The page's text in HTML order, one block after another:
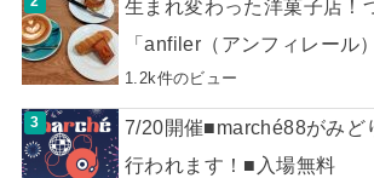
生まれ変わった洋菓子店！
「anfiler（アンフィレール
1.2k件のビュー
7/20開催■marché88がみど
行われます！■入場無料